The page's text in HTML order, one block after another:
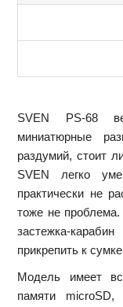
SVEN PS-68
миниатюрные
раздумий, стоит
SVEN легко
практически не
тоже не проблема.
застежка-
прикрепить к
Модель имеет
памяти